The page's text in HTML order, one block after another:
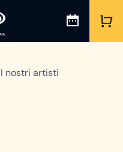
I nostri artisti